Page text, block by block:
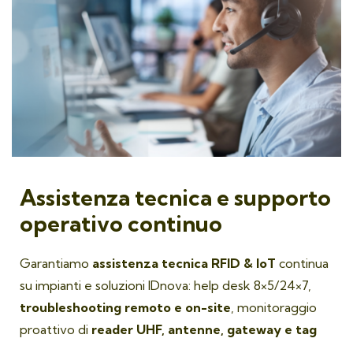
Assistenza tecnica e supporto
operativo continuo
Garantiamo assistenza tecnica RFID & IoT continua
su impianti e soluzioni IDnova: help desk 8×5/24×7,
troubleshooting remoto e on-site , monitoraggio
proattivo di reader UHF, antenne, gateway e tag